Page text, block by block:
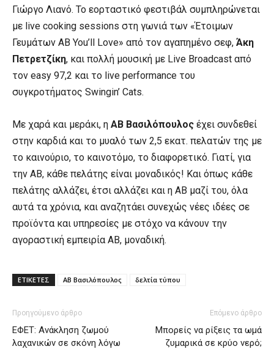
Γιώργο Λιανό. Το εορταστικό φεστιβάλ συμπληρώνεται
με live cooking sessions στη γωνιά των «Έτοιμων
Γευμάτων AB You’ll Love» από τον αγαπημένο σεφ, Άκη
Πετρετζίκη, και πολλή μουσική με Live Broadcast από
τον easy 97,2 και το live performance του
συγκροτήματος Swingin’ Cats.
Με χαρά και μεράκι, η ΑΒ Βασιλόπουλος έχει συνδεθεί
στην καρδιά και το μυαλό των 2,5 εκατ. πελατών της με
το καινούριο, το καινοτόμο, το διαφορετικό. Γιατί, για
την ΑΒ, κάθε πελάτης είναι μοναδικός! Και όπως κάθε
πελάτης αλλάζει, έτσι αλλάζει και η ΑΒ μαζί του, όλα
αυτά τα χρόνια, και αναζητάει συνεχώς νέες ιδέες σε
προϊόντα και υπηρεσίες με στόχο να κάνουν την
αγοραστική εμπειρία ΑΒ, μοναδική.
ΕΤΙΚΕΤΕΣ ΑΒ Βασιλόπουλος δελτία τύπου
Προηγούμενο άρθρο
ΕΦΕΤ: Ανάκληση ζωμού
λαχανικών σε σκόνη λόγω
Επόμενο άρθρο
Μπορείς να ρίξεις τα ωμά
ζυμαρικά σε κρύο νερό;